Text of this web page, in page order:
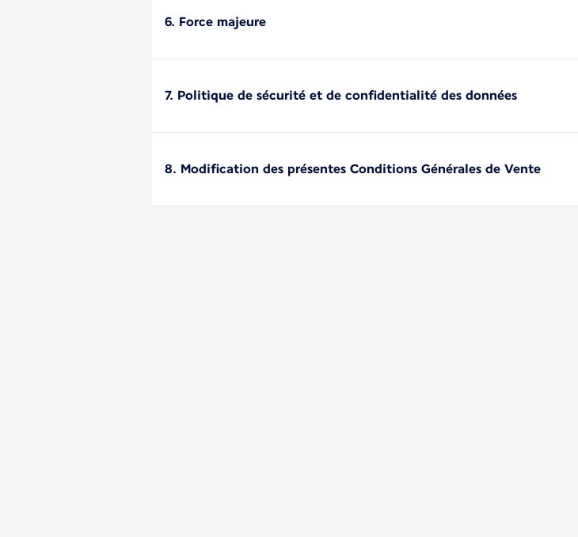
6. Force majeure
7. Politique de sécurité et de confidentialité des données
8. Modification des présentes Conditions Générales de Vente